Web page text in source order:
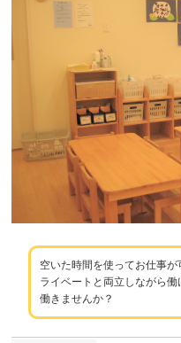
空いた時間を使ってお仕事
ライベートと両立しながら
働きませんか？